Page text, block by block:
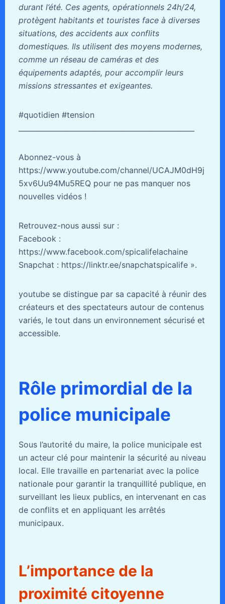
durant l’été. Ces agents, opérationnels 24h/24,
protègent habitants et touristes face à diverses
situations, des accidents aux conflits
domestiques. Ils utilisent des moyens modernes,
comme un réseau de caméras et des
équipements adaptés, pour accomplir leurs
missions stressantes et exigeantes.
#quotidien #tension
Abonnez-vous à
https://www.youtube.com/channel/UCAJM0dH9j
5xv6Uu94Mu5REQ pour ne pas manquer nos
nouvelles vidéos !
Retrouvez-nous aussi sur :
Facebook :
https://www.facebook.com/spicalifelachaine
Snapchat : https://linktr.ee/snapchatspicalife ».
youtube se distingue par sa capacité à réunir des
créateurs et des spectateurs autour de contenus
variés, le tout dans un environnement sécurisé et
accessible.
Rôle primordial de la
police municipale
Sous l’autorité du maire, la police municipale est
un acteur clé pour maintenir la sécurité au niveau
local. Elle travaille en partenariat avec la police
nationale pour garantir la tranquillité publique, en
surveillant les lieux publics, en intervenant en cas
de conflits et en appliquant les arrêtés
municipaux.
L’importance de la
proximité citoyenne